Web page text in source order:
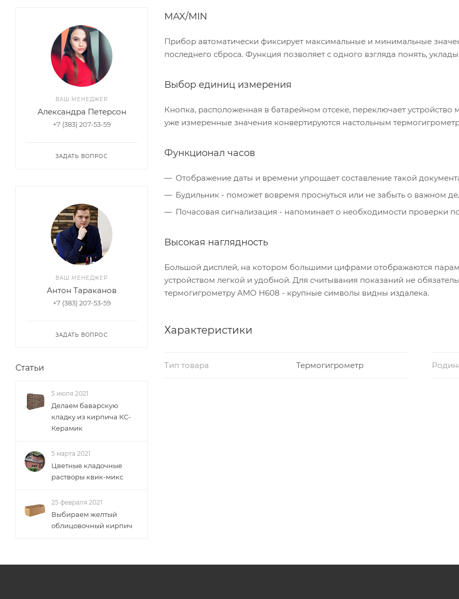
MAX/MIN
Прибор автоматически фиксирует максимальные и минимальные
последнего сброса. Функция позволяет с одного взгляда понять,
Выбор единиц измерения
Кнопка, расположенная в батарейном отсеке, переключает
уже измеренные значения конвертируются настольным
Функционал часов
Отображение даты и времени упрощает составление такой
Будильник - поможет вовремя проснуться или не забыть о важном
Почасовая сигнализация - напоминает о необходимости проверки
Высокая наглядность
Большой дисплей, на котором большими цифрами отображаются
устройством легкой и удобной. Для считывания показаний не
термогигрометру AMO H608 - крупные символы видны издалека.
Характеристики
Тип товара Термогигрометр
ВАШ МЕНЕДЖЕР
Александра Петерсон
+7 (383) 207-53-59
ЗАДАТЬ ВОПРОС
ВАШ МЕНЕДЖЕР
Антон Тараканов
+7 (383) 207-53-59
ЗАДАТЬ ВОПРОС
Статьи
5 июля 2021
Делаем баварскую
кладку из кирпича КС-
Керамик
5 марта 2021
Цветные кладочные
растворы квик-микс
25 февраля 2021
Выбираем желтый
облицовочный кирпич